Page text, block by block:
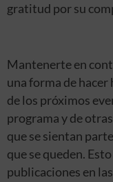
gratitud por su
Mantenerte en
una forma de
de los próximos
programa y de
que se sientan
que se queden.
publicaciones en